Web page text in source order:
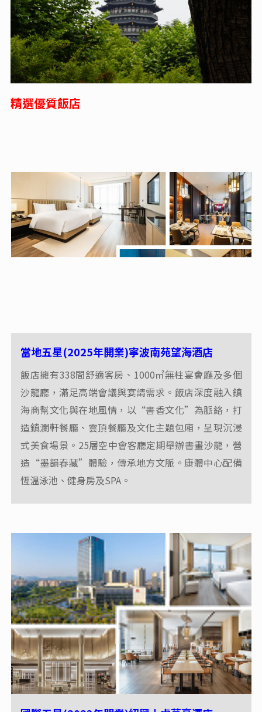
西湖遊船賞景
西湖十景形成於南宋時期，基本圍繞西湖分佈，有的就位
於湖上。蘇堤春曉、曲苑風荷、平湖秋月、斷橋殘雪、柳
浪聞鶯、花港觀魚、雷峰夕照、雙峰插雲、南屏晚鐘、三
潭印月，西湖十景個擅其勝，組合在一起又能代表古代西
湖勝景精華，所以無論杭州本地人還是外地山水客都津津